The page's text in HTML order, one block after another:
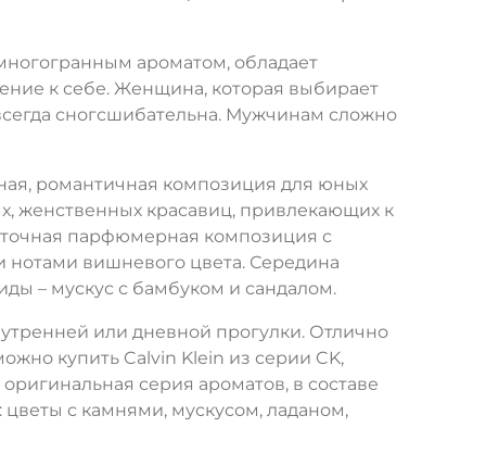
ароматом, обладает
к себе. Женщина, которая выбирает
сногсшибательна. Мужчинам сложно
романтичная композиция для юных
женственных красавиц, привлекающих к
парфюмерная композиция с
вишневого цвета. Середина
– мускус с бамбуком и сандалом.
или дневной прогулки. Отлично
купить Calvin Klein из серии CK,
серия ароматов, в составе
с камнями, мускусом, ладаном,